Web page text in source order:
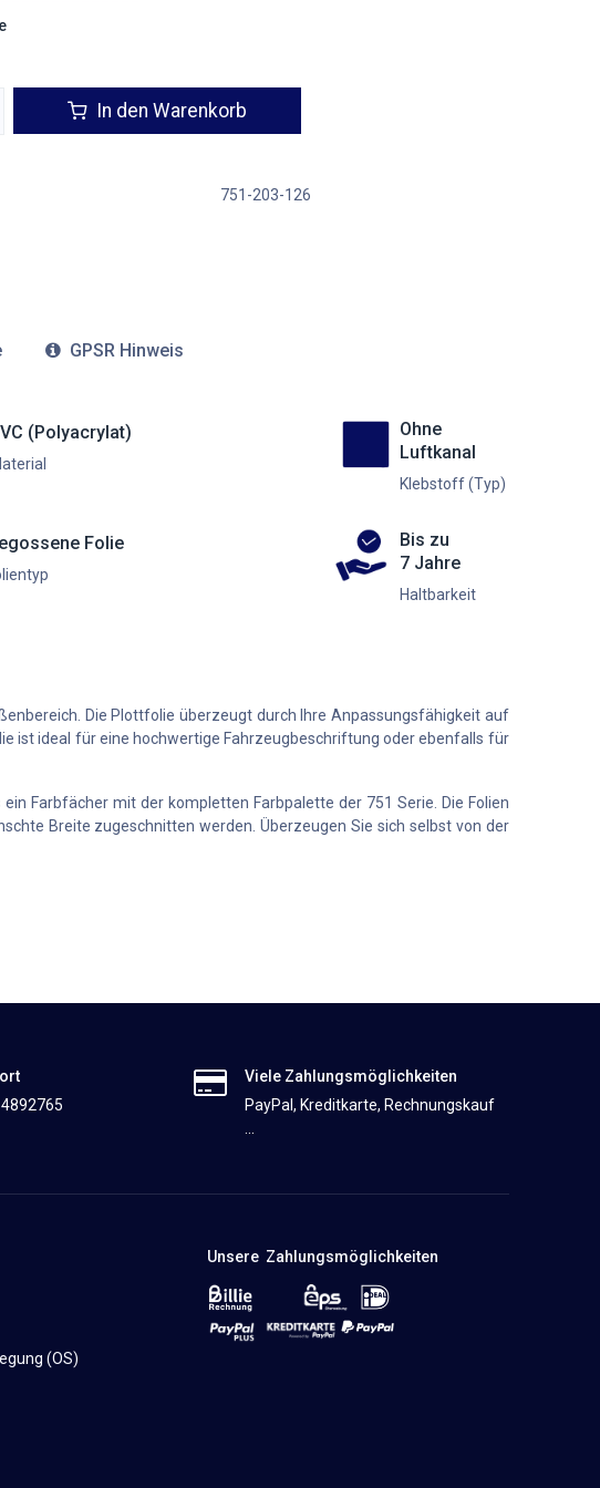
In den Warenkorb
751-203-126
GPSR Hinweis
(Polyacrylat)
Folie
Ohne
Luftkanal
Klebstoff (Typ)
Bis zu
7 Jahre
Haltbarkeit
Die Plottfolie überzeugt durch Ihre Anpassungsfähigkeit auf
ist ideal für eine hochwertige Fahrzeugbeschriftung oder ebenfalls für
Farbfächer mit der kompletten Farbpalette der 751 Serie. Die Folien
Breite zugeschnitten werden. Überzeugen Sie sich selbst von der
Viele Zahlungsmöglichkeiten
PayPal, Kreditkarte, Rechnungskauf
(OS)
Unsere Zahlungsmöglichkeiten